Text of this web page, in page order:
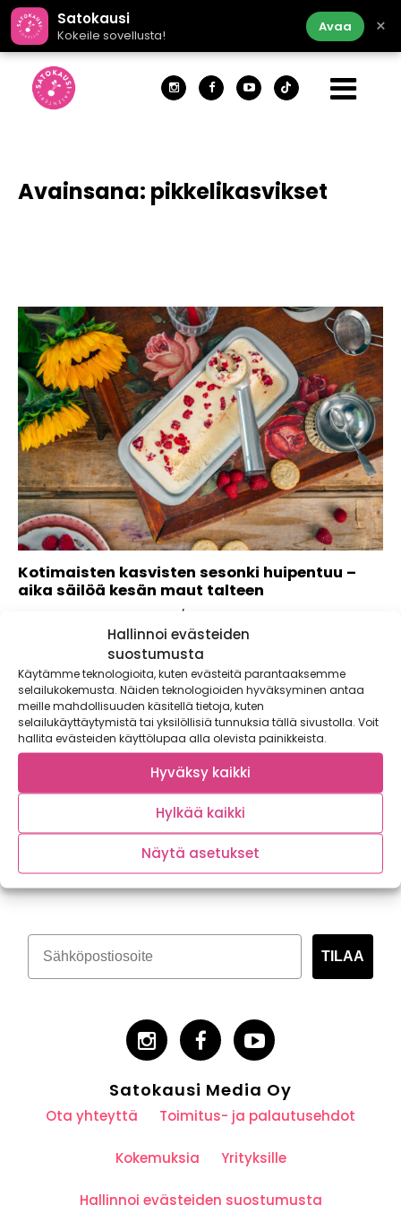
Hallinnoi evästeiden
suostumusta
Käytämme teknologioita, kuten evästeitä parantaaksemme
selailukokemusta. Näiden teknologioiden hyväksyminen antaa
meille mahdollisuuden käsitellä tietoja, kuten
selailukäyttäytymistä tai yksilöllisiä tunnuksia tällä sivustolla. Voit
hallita evästeiden käyttölupaa alla olevista painikkeista.
Hyväksy kaikki
Hylkää kaikki
Näytä asetukset
Satokausi
Kokeile sovellusta!
Avaa ×
Avainsana: pikkelikasvikset
Kotimaisten kasvisten sesonki huipentuu –
aika säilöä kesän maut talteen
kasvisten sesonki on parhaimmillaan elo-lokakuussa.
Tilaa kasvispitoinen uutiskirje
TILAA
Satokausi Media Oy
Ota yhteyttä Toimitus- ja palautusehdot
Kokemuksia Yrityksille
Hallinnoi evästeiden suostumusta